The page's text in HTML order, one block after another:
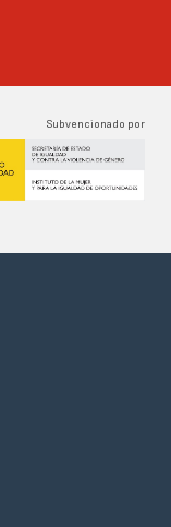
Subvencionado por